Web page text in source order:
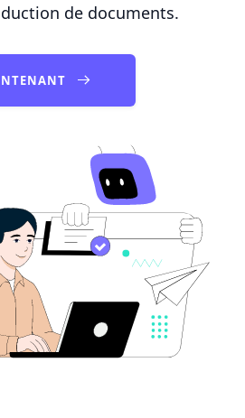
de documents.